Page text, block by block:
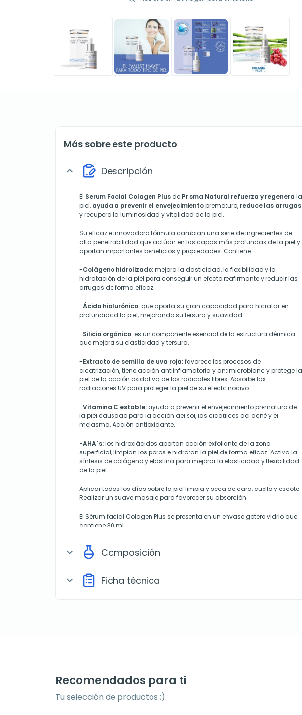
Más sobre este producto
expand_more Descripción
El Serum Facial Colagen Plus de Prisma Natural refuerza y regenera la
piel, ayuda a prevenir el envejecimientoprematuro, reduce las arrugas
y recupera la luminosidad y vitalidad de la piel.
Su eficaz e innovadora fórmula cambian una serie de ingredientes de
alta penetrabilidad que actúan en las capas más profundas de la piel y
aportan importantes beneficios y propiedades. Contiene:
-Colágeno hidrolizado:mejora la elasticidad, la flexibilidad y la
hidratación de la piel para conseguir un efecto reafirmante y reducir las
arrugas de forma eficaz.
-Ácido hialurónico: que aporta su gran capacidad para hidratar en
profundidad la piel, mejorando su tersura y suavidad.
-Silicio orgánico: es un componente esencial de la estructura dérmica
que mejora su elasticidad y tersura.
-Extracto de semilla de uva roja:favorece los procesos de
cicatrización, tiene acción antiinflamatoria y antimicrobiana y protege la
piel de la acción oxidativa de los radicales libres. Absorbe las
radiaciones UV para proteger la piel de su efecto nocivo.
-Vitamina C estable: ayuda a prevenir el envejecimiento prematuro de
la piel causado para la acción del sol, las cicatrices del acné y el
melasma. Acción antioxidante.
-AHA´s:los hidroxiácidos aportan acción exfoliante de la zona
superficial, limpian los poros e hidratan la piel de forma eficaz. Activa la
síntesis de colágeno y elastina para mejorar la elasticidad y flexibilidad
de la piel.
Aplicar todos los días sobre la piel limpia y seca de cara, cuello y escote.
Realizar un suave masaje para favorecer su absorción.
El Sérum facial Colagen Plus se presenta en un envase gotero vidrio que
contiene 30 ml.
expand_more Composición
expand_more Ficha técnica
Recomendados para ti
Tu selección de productos ;)